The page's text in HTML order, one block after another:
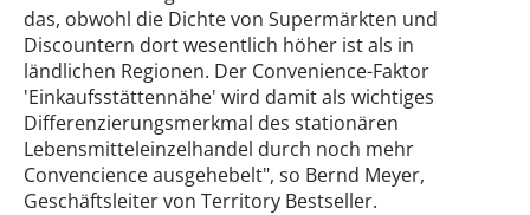
das, obwohl die Dichte von Supermärkten und
Discountern dort wesentlich höher ist als in
ländlichen Regionen. Der Convenience-Faktor
'Einkaufsstättennähe' wird damit als wichtiges
Differenzierungsmerkmal des stationären
Lebensmitteleinzelhandel durch noch mehr
Convencience ausgehebelt", so Bernd Meyer,
Geschäftsleiter von Territory Bestseller.